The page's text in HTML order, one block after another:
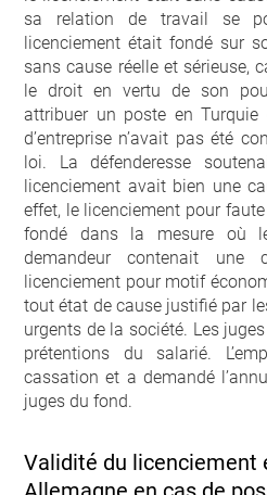
sa relation de travail se
licenciement était fondé sur
sans cause réelle et sérieuse,
le droit en vertu de son
attribuer un poste en
d’entreprise n’avait pas été
loi. La défenderesse
licenciement avait bien une
effet, le licenciement pour
fondé dans la mesure où
demandeur contenait une
licenciement pour motif
tout état de cause justifié par
urgents de la société. Les
prétentions du salarié.
cassation et a demandé
juges du fond.
Validité du licenciement